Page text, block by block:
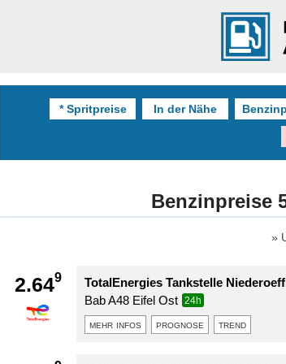
* Spritpreise In der Nähe
Benzinpreise
2.649
TotalEnergies Tankstelle
Bab A48 Eifel Ost
24h
mehr infos prognose trend